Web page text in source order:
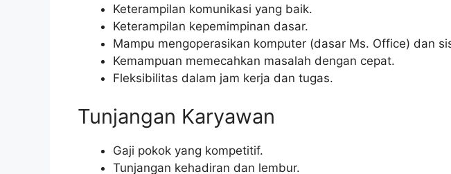
Keterampilan komunikasi yang baik.
Keterampilan kepemimpinan dasar.
Mampu mengoperasikan komputer (dasar Ms. Office) dan
Kemampuan memecahkan masalah dengan cepat.
Fleksibilitas dalam jam kerja dan tugas.
Tunjangan Karyawan
Gaji pokok yang kompetitif.
Tunjangan kehadiran dan lembur.